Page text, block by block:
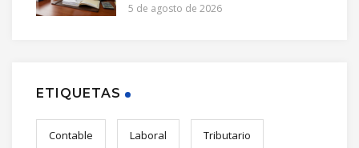
5 de agosto de 2026
ETIQUETAS
Contable Laboral Tributario